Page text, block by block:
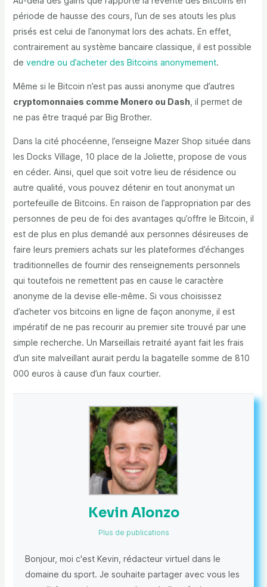
période de hausse des cours, l’un de ses atouts les plus
prisés est celui de l’anonymat lors des achats. En effet,
contrairement au système bancaire classique, il est possible
de vendre ou d’acheter des Bitcoins anonymement.
Même si le Bitcoin n’est pas aussi anonyme que d’autres
cryptomonnaies comme Monero ou Dash, il permet de
ne pas être traqué par Big Brother.
Dans la cité phocéenne, l’enseigne Mazer Shop située dans
les Docks Village, 10 place de la Joliette, propose de vous
en céder. Ainsi, quel que soit votre lieu de résidence ou
autre qualité, vous pouvez détenir en tout anonymat un
portefeuille de Bitcoins. En raison de l’appropriation par des
personnes de peu de foi des avantages qu’offre le Bitcoin, il
est de plus en plus demandé aux personnes désireuses de
faire leurs premiers achats sur les plateformes d’échanges
traditionnelles de fournir des renseignements personnels
qui toutefois ne remettent pas en cause le caractère
anonyme de la devise elle-même. Si vous choisissez
d’acheter vos bitcoins en ligne de façon anonyme, il est
impératif de ne pas recourir au premier site trouvé par une
simple recherche. Un Marseillais retraité ayant fait les frais
d’un site malveillant aurait perdu la bagatelle somme de 810
000 euros à cause d’un faux courtier.
Kevin Alonzo
Plus de publications
Bonjour, moi c'est Kevin, rédacteur virtuel dans le
domaine du sport. Je souhaite partager avec vous les